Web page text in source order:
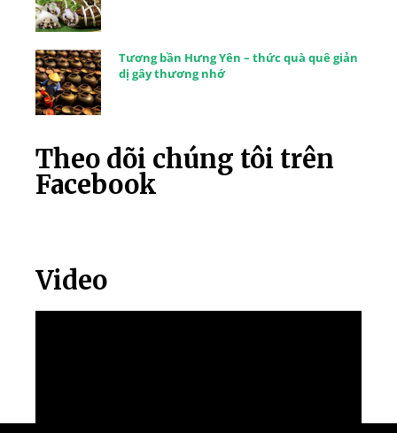
Tương bần Hưng Yên – thức quà quê giản
dị gây thương nhớ
Theo dõi chúng tôi trên
Facebook
Video